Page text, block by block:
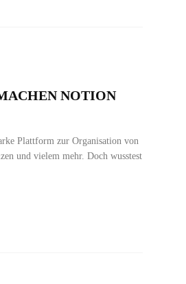
NOTION
Plattform zur Organisation von
und vielem mehr. Doch wusstest